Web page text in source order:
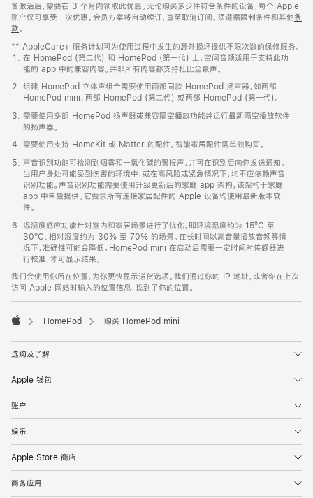
备激活后，需要在 3 个月内领取此优惠。无论购买多少件符合条件的设备，每个 Apple
账户仅可享受一次优惠。会员方案将自动续订，直至取消订阅。须遵循限制条件和其他条
款。
窗
口
中
打
开)
** AppleCare+ 服务计划可为使用过程中发生的意外损坏提供不限次数的保修服务。
在 HomePod (第二代) 和 HomePod (第一代) 上，空间音频适用于支持此功
能的 app 中的兼容内容。并非所有内容都支持杜比全景声。
组建 HomePod 立体声组合需要使用两部同款 HomePod 扬声器，如两部
HomePod mini、两部 HomePod (第二代) 或两部 HomePod (第一代)。
需要使用多部 HomePod 扬声器或兼容隔空播放功能并运行最新隔空播放软件
的扬声器。
需要使用支持 HomeKit 或 Matter 的配件。智能家居配件需单独购买。
声音识别功能可检测到烟雾和一氧化碳的警报声，并可在识别后向你发送通知。
当用户身处可能受到伤害的环境中，或在高风险或紧急情况下，均不应依赖声音
识别功能。声音识别功能需要使用升级更新后的家庭 app 架构，该架构于家庭
app 中单独提供。它要求所有连接家居配件的 Apple 设备均使用最新版本软
件。
温湿度感应功能针对室内和家居场景进行了优化，即环境温度约为 15ºC 至
30ºC、相对湿度约为 30% 至 70% 的场景。在长时间以高音量播放音频等情
况下，准确性可能会降低。HomePod mini 在启动后需要一定时间对传感器进
行校准，才可显示结果。
我们会使用你所在位置，为你更快显示送货选项。我们通过你的 IP 地址，或者你在上次
访问 Apple 网站时输入的位置信息，找到了你的位置。
HomePod 购买 HomePod mini
选购及了解
Apple 钱包
账户
娱乐
Apple Store 商店
商务应用